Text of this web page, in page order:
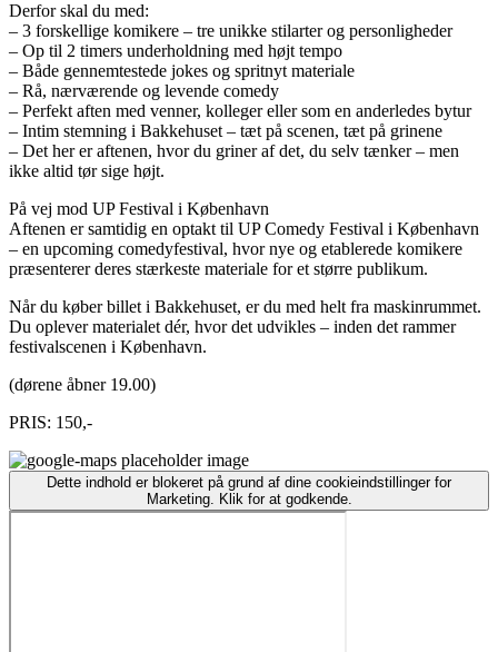
Derfor skal du med:
– 3 forskellige komikere – tre unikke stilarter og personligheder
– Op til 2 timers underholdning med højt tempo
– Både gennemtestede jokes og spritnyt materiale
– Rå, nærværende og levende comedy
– Perfekt aften med venner, kolleger eller som en anderledes bytur
– Intim stemning i Bakkehuset – tæt på scenen, tæt på grinene
– Det her er aftenen, hvor du griner af det, du selv tænker – men
ikke altid tør sige højt.
På vej mod UP Festival i København
Aftenen er samtidig en optakt til UP Comedy Festival i København
– en upcoming comedyfestival, hvor nye og etablerede komikere
præsenterer deres stærkeste materiale for et større publikum.
Når du køber billet i Bakkehuset, er du med helt fra maskinrummet.
Du oplever materialet dér, hvor det udvikles – inden det rammer
festivalscenen i København.
(dørene åbner 19.00)
PRIS: 150,-
Dette indhold er blokeret på grund af dine cookieindstillinger for
Marketing. Klik for at godkende.